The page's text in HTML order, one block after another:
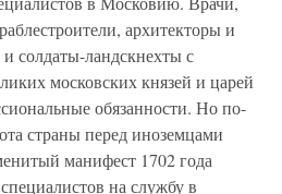
архитекторы и
солдаты-ландскнехты с
московских князей и царей
обязанности. Но по-
страны перед иноземцами
манифест 1702 года
на службу в